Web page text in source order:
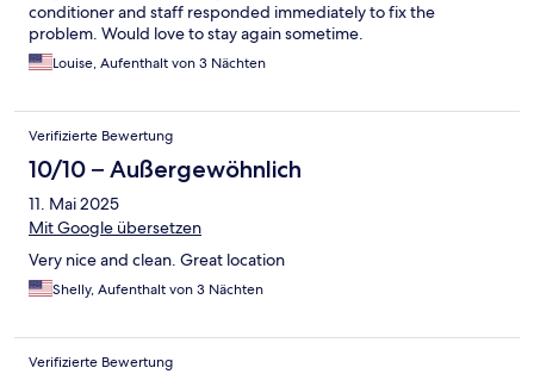
conditioner and staff responded immediately to fix the
problem. Would love to stay again sometime.
Louise, Aufenthalt von 3 Nächten
Verifizierte Bewertung
10/10 – Außergewöhnlich
11. Mai 2025
Mit Google übersetzen
Very nice and clean. Great location
Shelly, Aufenthalt von 3 Nächten
Verifizierte Bewertung